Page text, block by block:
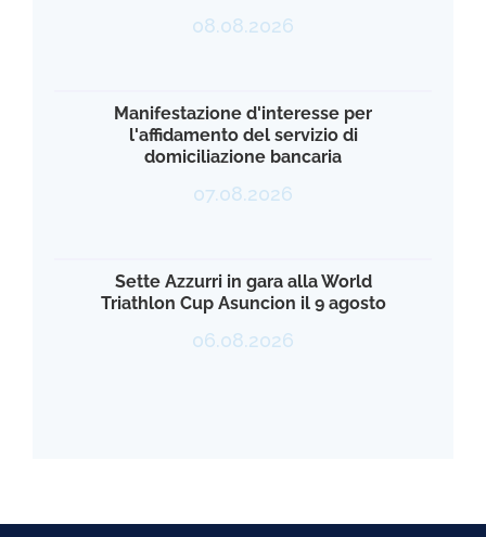
08.08.2026
Manifestazione d'interesse per
l'affidamento del servizio di
domiciliazione bancaria
07.08.2026
Sette Azzurri in gara alla World
Triathlon Cup Asuncion il 9 agosto
06.08.2026